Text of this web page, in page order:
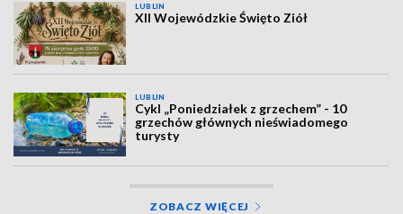
LUBLIN
XII Wojewódzkie Święto Ziół
LUBLIN
Cykl „Poniedziałek z grzechem” - 10
grzechów głównych nieświadomego
turysty
ZOBACZ WIĘCEJ